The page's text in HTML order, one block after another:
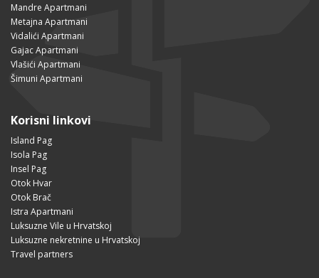
Mandre Apartmani
Metajna Apartmani
Vidalići Apartmani
Gajac Apartmani
Vlašići Apartmani
Šimuni Apartmani
Korisni linkovi
Island Pag
Isola Pag
Insel Pag
Otok Hvar
Otok Brač
Istra Apartmani
Luksuzne Vile u Hrvatskoj
Luksuzne nekretnine u Hrvatskoj
Travel partners